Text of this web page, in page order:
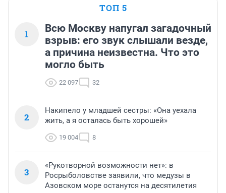
ТОП 5
1
Всю Москву напугал загадочный
взрыв: его звук слышали везде,
а причина неизвестна. Что это
могло быть
22 097 32
2
Накипело у младшей сестры: «Она уехала
жить, а я осталась быть хорошей»
19 004 8
3
«Рукотворной возможности нет»: в
Росрыболовстве заявили, что медузы в
Азовском море останутся на десятилетия